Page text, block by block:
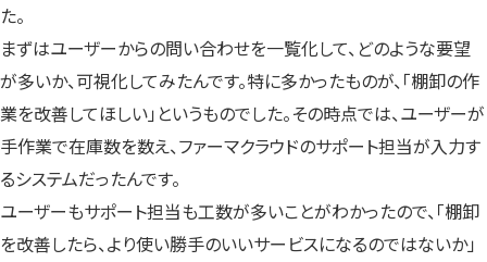
た。
まずはユーザーからの問い合わせを一覧化して、どのような要望
が多いか、可視化してみたんです。特に多かったものが、「棚卸の作
業を改善してほしい」というものでした。その時点では、ユーザーが
手作業で在庫数を数え、ファーマクラウドのサポート担当が入力す
るシステムだったんです。
ユーザーもサポート担当も工数が多いことがわかったので、「棚卸
を改善したら、より使い勝手のいいサービスになるのではないか」